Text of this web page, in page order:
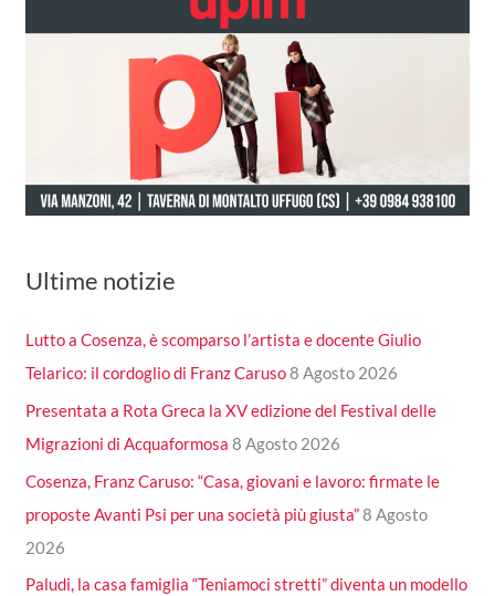
Ultime notizie
Lutto a Cosenza, è scomparso l’artista e docente Giulio
Telarico: il cordoglio di Franz Caruso8 Agosto 2026
Presentata a Rota Greca la XV edizione del Festival delle
Migrazioni di Acquaformosa 8 Agosto 2026
Cosenza, Franz Caruso: “Casa, giovani e lavoro: firmate le
proposte Avanti Psi per una società più giusta”8 Agosto
2026
Paludi, la casa famiglia “Teniamoci stretti” diventa un modello